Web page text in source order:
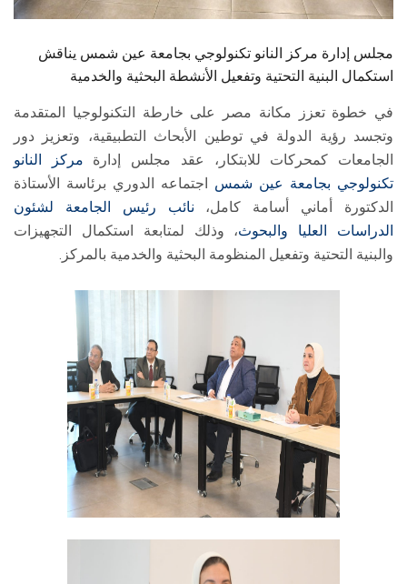
مجلس إدارة مركز النانو تكنولوجي بجامعة عين شمس يناقش
استكمال البنية التحتية وتفعيل الأنشطة البحثية والخدمية
في خطوة تعزز مكانة مصر على خارطة التكنولوجيا المتقدمة
وتجسد رؤية الدولة في توطين الأبحاث التطبيقية، وتعزيز دور
الجامعات كمحركات للابتكار، عقد مجلس إدارة مركز النانو
تكنولوجي بجامعة عين شمس اجتماعه الدوري برئاسة الأستاذة
الدكتورة أماني أسامة كامل، نائب رئيس الجامعة لشئون
الدراسات العليا والبحوث، وذلك لمتابعة استكمال التجهيزات
والبنية التحتية وتفعيل المنظومة البحثية والخدمية بالمركز.